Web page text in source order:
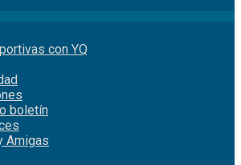
con YQ
boletín
Amigas